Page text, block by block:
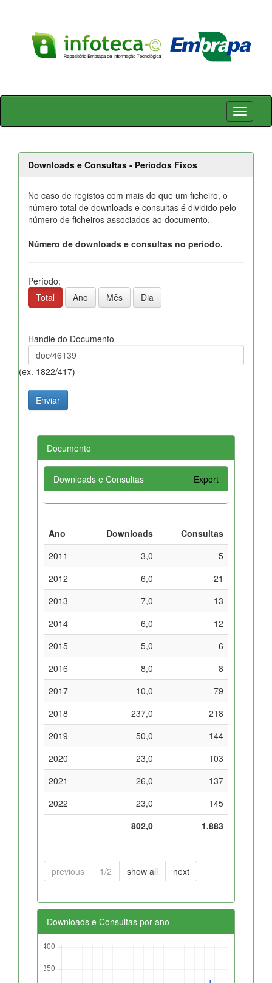
Skip
Downloads e Consultas - Períodos Fixos
No caso de registos com mais do que um ficheiro, o
número total de downloads e consultas é dividido pelo
número de ficheiros associados ao documento.
Número de downloads e consultas no período.
Período:
Total
Ano Mês Dia
Handle do Documento
(ex. 1822/417)
Documento
Downloads e Consultas Export
Ano Downloads
Consultas
2011
3,0
5
2012
6,0
21
2013
7,0
13
2014
6,0
12
2015
5,0
6
2016
8,0
8
2017
10,0
79
2018
237,0
218
2019
50,0
144
2020
23,0
103
2021
26,0
137
2022
23,0
145
802,0
1.883
previous 1/2 show all next
Downloads e Consultas por ano